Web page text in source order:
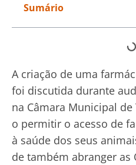
Sumário
A criação de uma
foi discutida durante
na Câmara Municipal
o permitir o acesso de
à saúde dos seus
de também abranger as